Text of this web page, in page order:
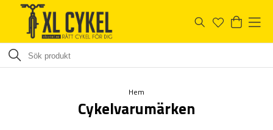
Hem
Cykelvarumärken